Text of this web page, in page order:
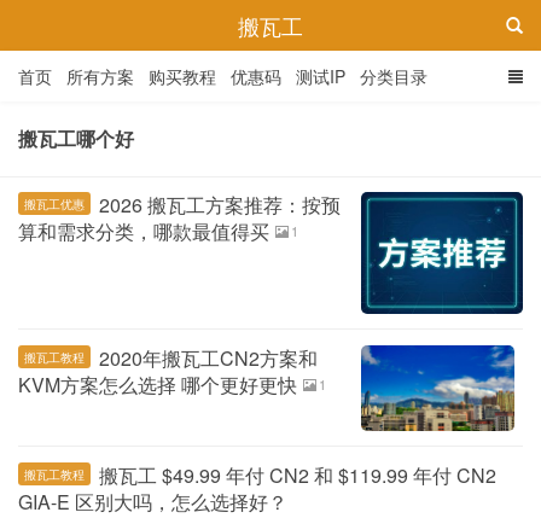
搬瓦工
首页 所有方案 购买教程 优惠码 测试IP 分类目录
搬瓦工哪个好
搬瓦工优惠
2026 搬瓦工方案推荐：按预
算和需求分类，哪款最值得买
1
搬瓦工教程
2020年搬瓦工CN2方案和
KVM方案怎么选择 哪个更好更快
1
搬瓦工教程
搬瓦工 $49.99 年付 CN2 和 $119.99 年付 CN2
GIA-E 区别大吗，怎么选择好？